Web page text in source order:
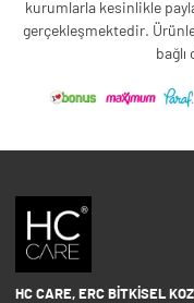
kurumlarla kesinlikle
gerçekleşmektedir.
HC CARE, ERC BITKISEL